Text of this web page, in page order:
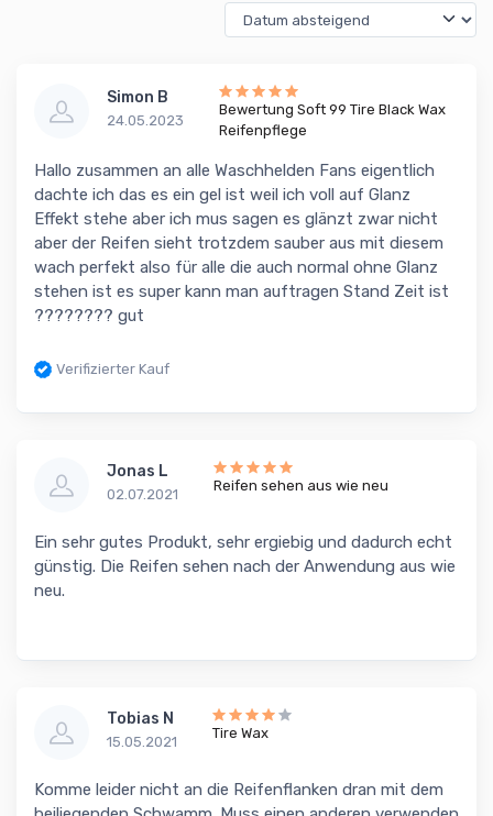
Simon B
24.05.2023
Bewertung Soft 99 Tire Black Wax
Reifenpflege
Hallo zusammen an alle Waschhelden Fans eigentlich
dachte ich das es ein gel ist weil ich voll auf Glanz
Effekt stehe aber ich mus sagen es glänzt zwar nicht
aber der Reifen sieht trotzdem sauber aus mit diesem
wach perfekt also für alle die auch normal ohne Glanz
stehen ist es super kann man auftragen Stand Zeit ist
???????? gut
Verifizierter Kauf
Jonas L
02.07.2021
Reifen sehen aus wie neu
Ein sehr gutes Produkt, sehr ergiebig und dadurch echt
günstig. Die Reifen sehen nach der Anwendung aus wie
neu.
Tobias N
15.05.2021
Tire Wax
Komme leider nicht an die Reifenflanken dran mit dem